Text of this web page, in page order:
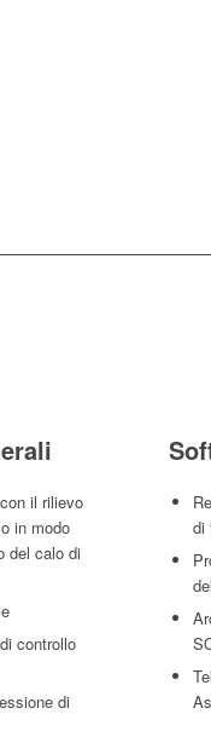
il rilievo
in modo
del calo di
controllo
di
di